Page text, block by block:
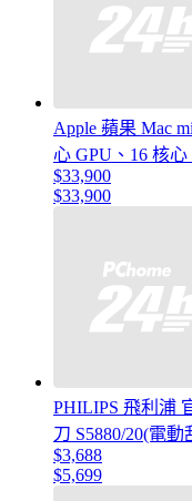
Apple 蘋果 Mac
心 GPU、16 核心
$33,900
$33,900
PHILIPS 飛利浦
刀 S5880/20(電
$3,688
$5,699